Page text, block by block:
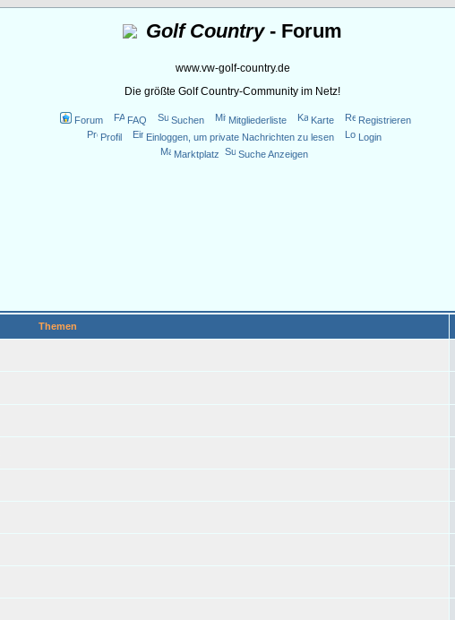
Golf Country- Forum
www.vw-golf-country.de
Die größte Golf Country-Community im Netz!
Forum FAQ Suchen Mitgliederliste Karte
Registrieren
Profil
Einloggen, um private Nachrichten zu lesen
Login
Marktplatz
Suche Anzeigen
Themen